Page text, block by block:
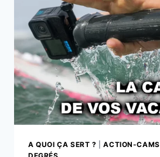
:
LES
PLATEFORMES
ET
SOLUTIONS
A QUOI ÇA SERT ? |ACTION-CAMS